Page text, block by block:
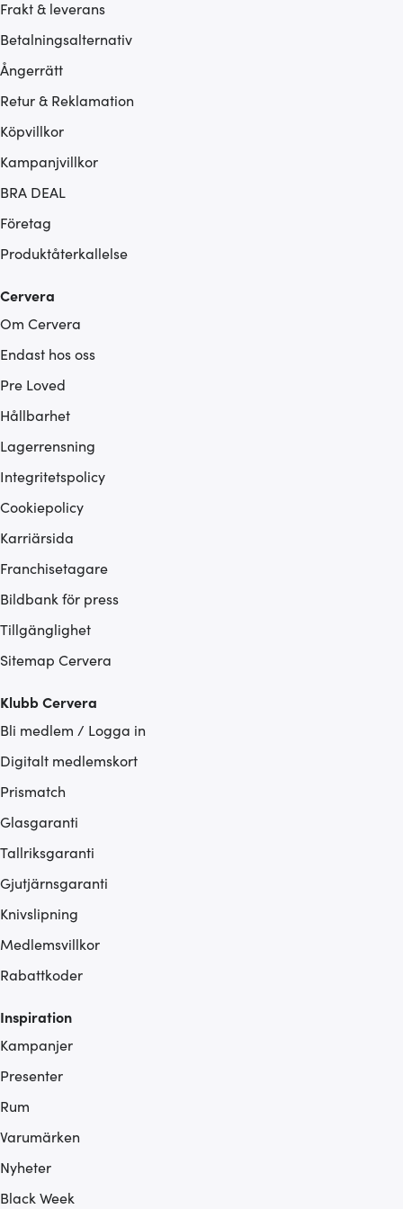
Frakt & leverans
Betalningsalternativ
Ångerrätt
Retur & Reklamation
Köpvillkor
Kampanjvillkor
BRA DEAL
Företag
Produktåterkallelse
Cervera
Om Cervera
Endast hos oss
Pre Loved
Hållbarhet
Lagerrensning
Integritetspolicy
Cookiepolicy
Karriärsida
Franchisetagare
Bildbank för press
Tillgänglighet
Sitemap Cervera
Klubb Cervera
Bli medlem / Logga in
Digitalt medlemskort
Prismatch
Glasgaranti
Tallriksgaranti
Gjutjärnsgaranti
Knivslipning
Medlemsvillkor
Rabattkoder
Inspiration
Kampanjer
Presenter
Rum
Varumärken
Nyheter
Black Week